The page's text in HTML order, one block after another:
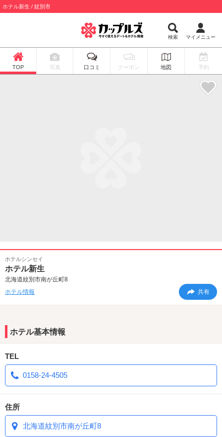
ホテル新生 / 紋別市
検索 マイメニュー
TOP 写真 口コミ クーポン 地図 予約
ホテルシンセイ
ホテル新生
北海道紋別市南が丘町8
ホテル情報
共有
ホテル基本情報
TEL
0158-24-4505
住所
北海道紋別市南が丘町8